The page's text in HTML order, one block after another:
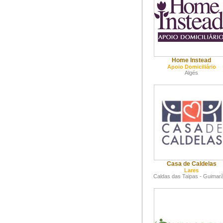
Home Instead
Apoio Domiciliário
Algés
Casa de Caldelas
Lares
Caldas das Taipas -